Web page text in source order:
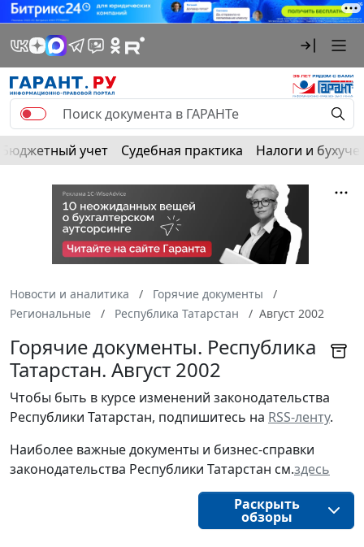
Бюджетный учет Судебная практика Налоги и
Новости и аналитика
Горячие документы
Региональные
Республика Татарстан Август 2002
Горячие документы. Республика
Татарстан. Август 2002
Чтобы быть в курсе изменений законодательства
Республики Татарстан, подпишитесь на RSS-ленту.
Наиболее важные документы и бизнес-справки
законодательства Республики Татарстан см.здесь
Раскрыть
обзоры